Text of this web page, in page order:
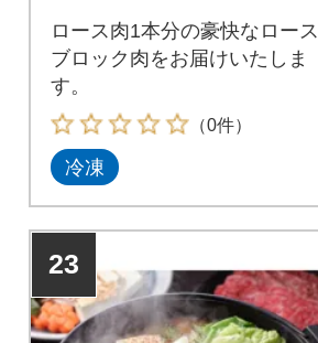
ロース肉1本分の豪快なロース
ブロック肉をお届けいたしま
す。
（0件）
冷凍
23